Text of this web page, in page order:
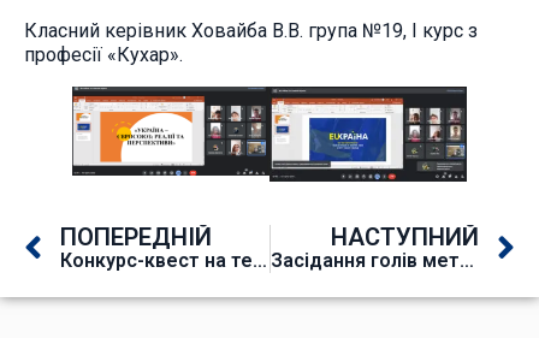
Класний керівник Ховайба В.В. група №19, І курс з
професії «Кухар».
ПОПЕРЕДНІЙ
Конкурс-квест на тему: «ЄС та Україна: історія, сучасність і майбутнє»
НАСТУПНИЙ
Засідання голів методичних комісій